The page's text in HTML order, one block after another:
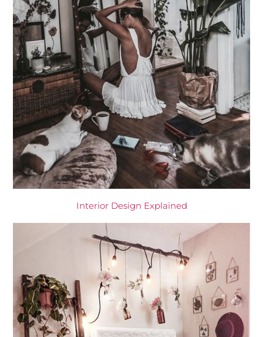
Interior Design Explained